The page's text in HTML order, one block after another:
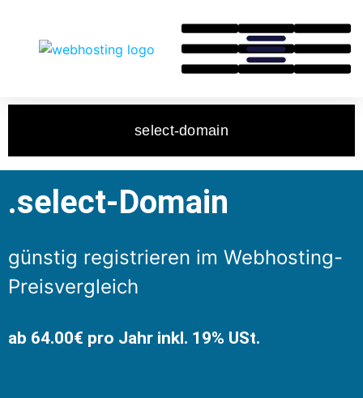
select-domain
.select-Domain
günstig registrieren im Webhosting-
Preisvergleich
ab 64.00€ pro Jahr inkl. 19% USt.